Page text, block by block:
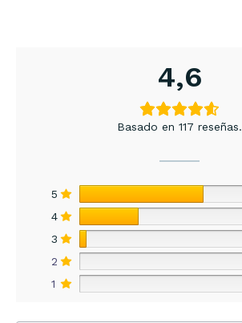
4,6
Basado en 117 reseñas.
5
4
3
2
1